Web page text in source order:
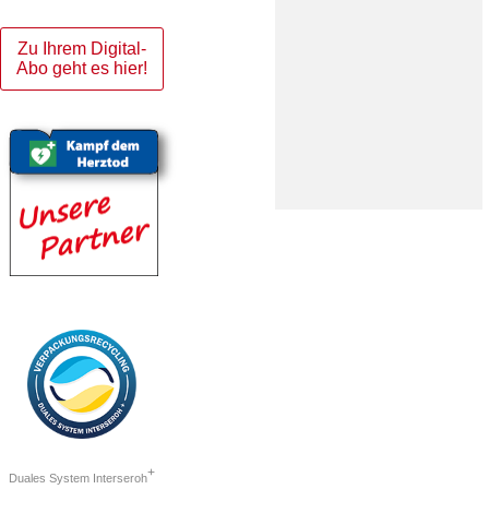
Zu Ihrem Digital-
Abo geht es hier!
Duales System Interseroh+